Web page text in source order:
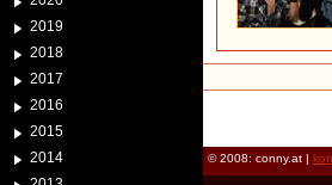
2019
2018
2017
2016
2015
2014
© 2008: conny.at |